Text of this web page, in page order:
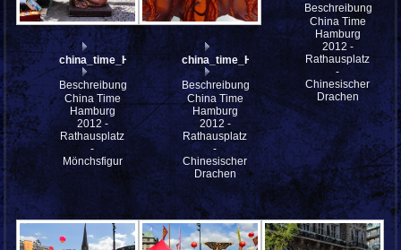
china_time_HH_mfw12__005720
Beschreibung:
China Time
Hamburg
2012 -
Rathausplatz
-
Mönchsfigur
china_time_HH_mfw12__005717
Beschreibung:
China Time
Hamburg
2012 -
Rathausplatz
-
Chinesischer
Drachen
Beschreibung:
China Time
Hamburg
2012 -
Rathausplatz
-
Chinesischer
Drachen